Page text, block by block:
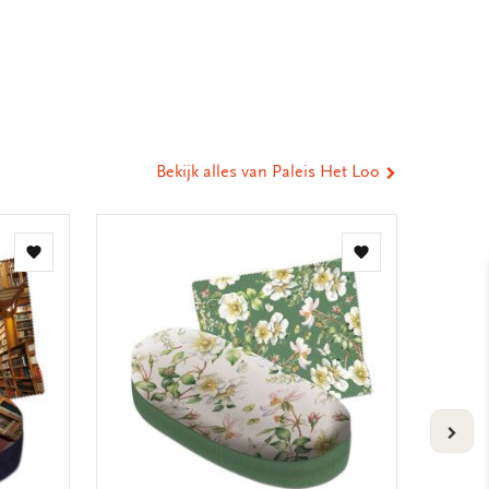
Bekijk alles van Paleis Het Loo
Toevoegen
Toevoegen